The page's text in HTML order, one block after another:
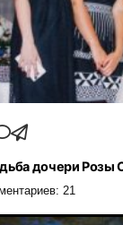
дочери Розы
21